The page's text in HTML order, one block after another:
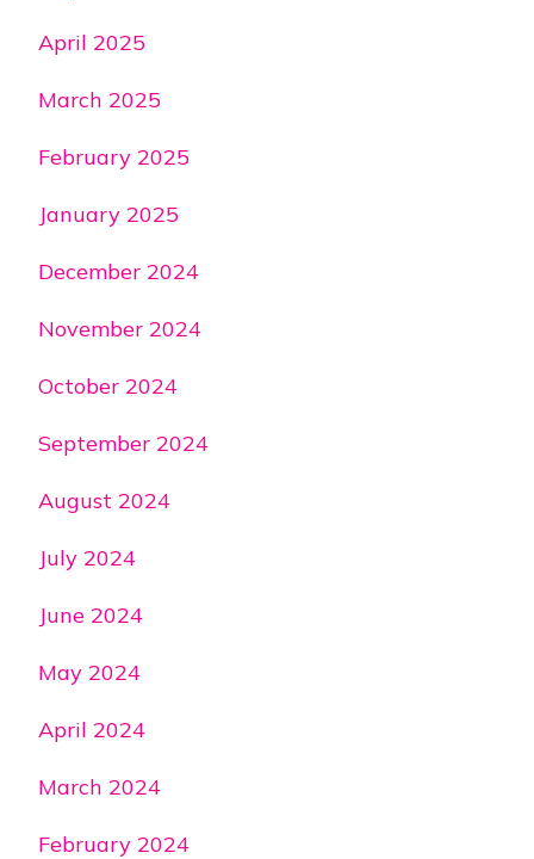
April 2025
March 2025
February 2025
January 2025
December 2024
November 2024
October 2024
September 2024
August 2024
July 2024
June 2024
May 2024
April 2024
March 2024
February 2024